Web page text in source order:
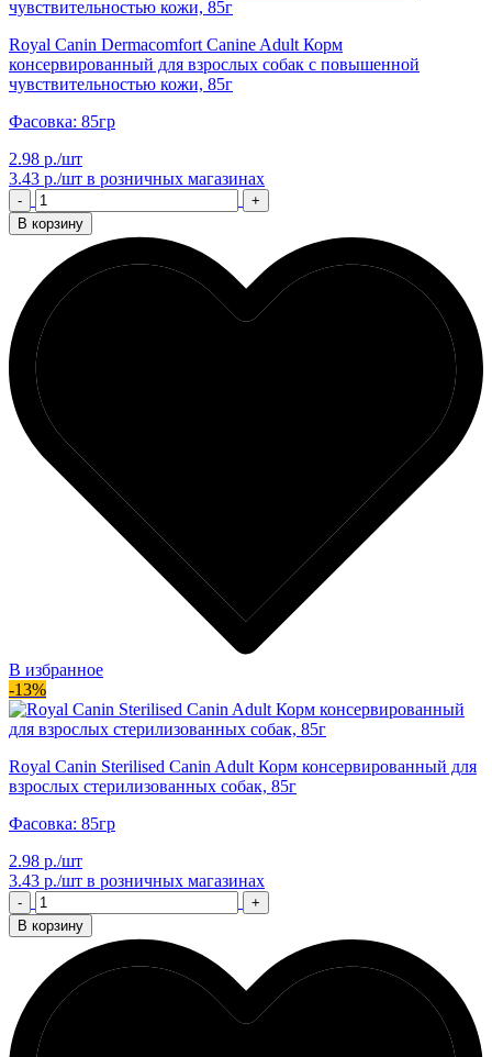
Royal Canin Dermacomfort Canine Adult Корм
консервированный для взрослых собак с повышенной
чувствительностью кожи, 85г
Фасовка: 85гр
2.98 р./шт
3.43 р./шт в розничных магазинах
-
+
В корзину
В избранное
-13%
Royal Canin Sterilised Canin Adult Корм консервированный для
взрослых стерилизованных собак, 85г
Фасовка: 85гр
2.98 р./шт
3.43 р./шт в розничных магазинах
-
+
В корзину